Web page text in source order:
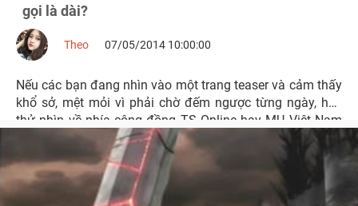
gọi là dài?
Theo 07/05/2014 10:00:00
Nếu các bạn đang nhìn vào một trang teaser và cảm thấy
khổ sở, mệt mỏi vì phải chờ đếm ngược từng ngày, hãy
thử nhìn về phía cộng đồng TS Online hay MU Việt Nam
để biết rằng mình vẫn đang hạnh phúc.